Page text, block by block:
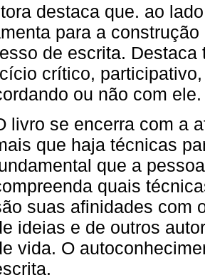
destaca que. ao
para a
de escrita.
crítico,
ou não com ele.
livro se encerra com a
que haja técnicas
que a
quais
suas afinidades com
ideias e de outros
vida. O